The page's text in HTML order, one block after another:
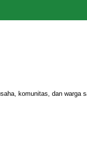
komunitas, dan